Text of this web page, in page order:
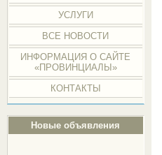
УСЛУГИ
ВСЕ НОВОСТИ
ИНФОРМАЦИЯ О САЙТЕ
«ПРОВИНЦИАЛЫ»
КОНТАКТЫ
Новые объявления